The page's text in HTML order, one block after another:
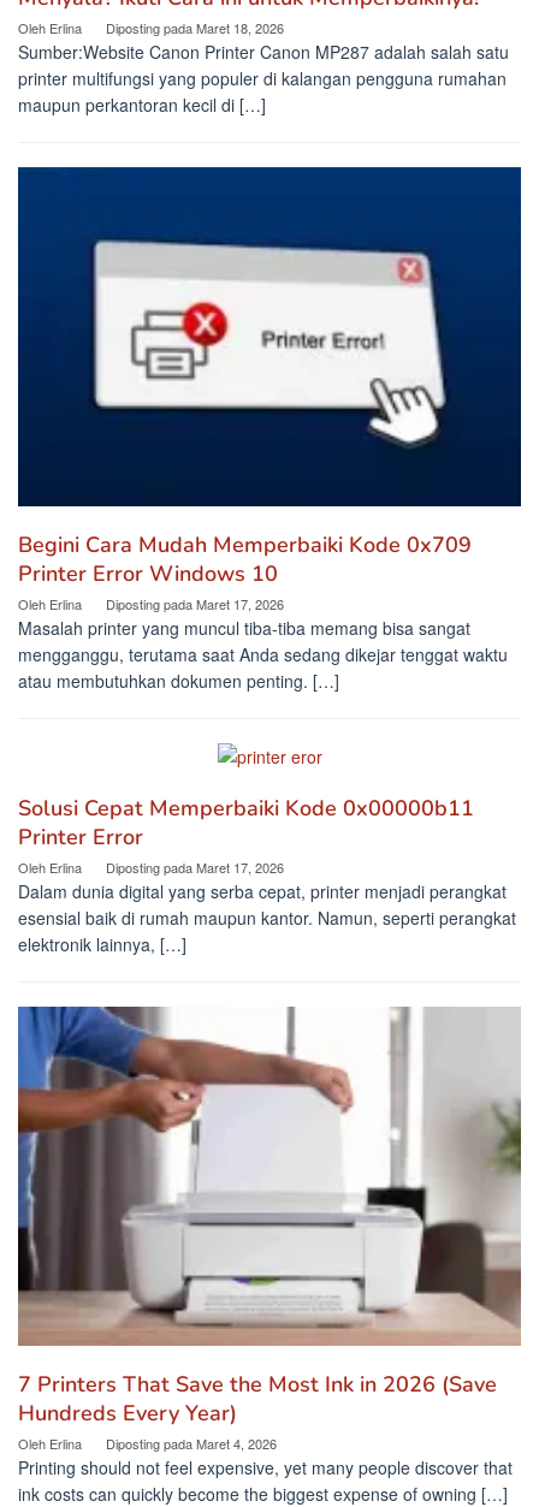
Oleh Erlina Diposting padaMaret 18, 2026
Sumber:Website Canon Printer Canon MP287 adalah salah satu
printer multifungsi yang populer di kalangan pengguna rumahan
maupun perkantoran kecil di […]
Begini Cara Mudah Memperbaiki Kode 0x709
Printer Error Windows 10
Oleh Erlina Diposting padaMaret 17, 2026
Masalah printer yang muncul tiba-tiba memang bisa sangat
mengganggu, terutama saat Anda sedang dikejar tenggat waktu
atau membutuhkan dokumen penting. […]
Solusi Cepat Memperbaiki Kode 0x00000b11
Printer Error
Oleh Erlina Diposting padaMaret 17, 2026
Dalam dunia digital yang serba cepat, printer menjadi perangkat
esensial baik di rumah maupun kantor. Namun, seperti perangkat
elektronik lainnya, […]
7 Printers That Save the Most Ink in 2026 (Save
Hundreds Every Year)
Oleh Erlina Diposting padaMaret 4, 2026
Printing should not feel expensive, yet many people discover that
ink costs can quickly become the biggest expense of owning […]